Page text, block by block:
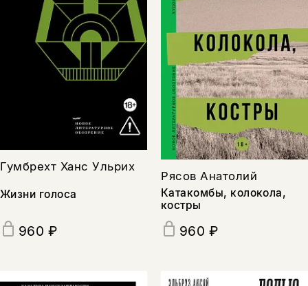
Гумбрехт Ханс Ульрих
Жизни голоса
960 ₽
Рясов Анатолий
Катакомбы, колокола,
костры
960 ₽